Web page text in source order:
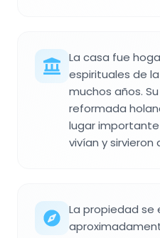
La casa fue
espirituales de
muchos años.
reformada
lugar
vivían y sirvieron
La propiedad se